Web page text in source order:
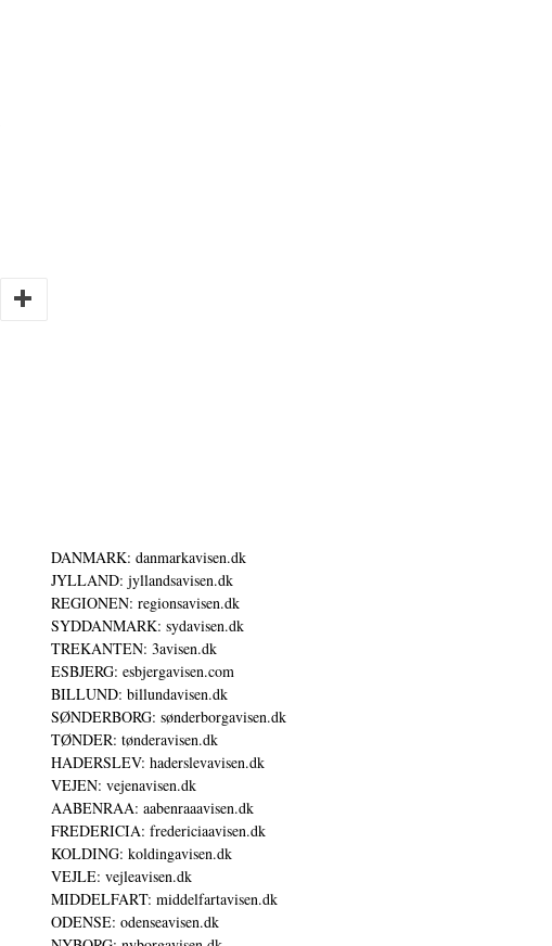
DANMARK: danmarkavisen.dk
JYLLAND: jyllandsavisen.dk
REGIONEN: regionsavisen.dk
SYDDANMARK: sydavisen.dk
TREKANTEN: 3avisen.dk
ESBJERG: esbjergavisen.com
BILLUND: billundavisen.dk
SØNDERBORG: sønderborgavisen.dk
TØNDER: tønderavisen.dk
HADERSLEV: haderslevavisen.dk
VEJEN: vejenavisen.dk
AABENRAA: aabenraaavisen.dk
FREDERICIA: fredericiaavisen.dk
KOLDING: koldingavisen.dk
VEJLE: vejleavisen.dk
MIDDELFART: middelfartavisen.dk
ODENSE: odenseavisen.dk